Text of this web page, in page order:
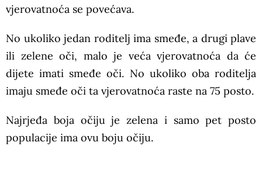
vjerovatnoća se povećava.
No ukoliko jedan roditelj ima smeđe, a drugi plave
ili zelene oči, malo je veća vjerovatnoća da će
dijete imati smeđe oči. No ukoliko oba roditelja
imaju smeđe oči ta vjerovatnoća raste na 75 posto.
Najrjeđa boja očiju je zelena i samo pet posto
populacije ima ovu boju očiju.